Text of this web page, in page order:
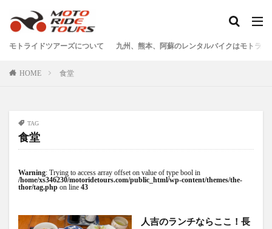
モトライドツアーズについて 九州、熊本、阿蘇のレンタルバイクはモトライ
HOME 食堂
TAG
食堂
Warning: Trying to access array offset on value of type bool in
/home/xs346230/motoridetours.com/public_html/wp-content/themes/the-
thor/tag.php on line 43
人吉のランチならここ！長
小国 水俣
熊本ツーリング
竹熊 米津米店 赤牛 近江屋 阿蘇
阿蘇くまもと空港